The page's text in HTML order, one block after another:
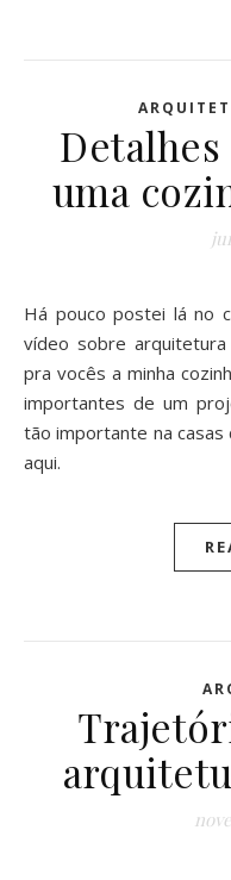
uma
Há pouco postei lá no canal do YouTube a sequência do
vídeo sobre
pra vocês a minha
importantes de um
tão importante na casas
aqui.